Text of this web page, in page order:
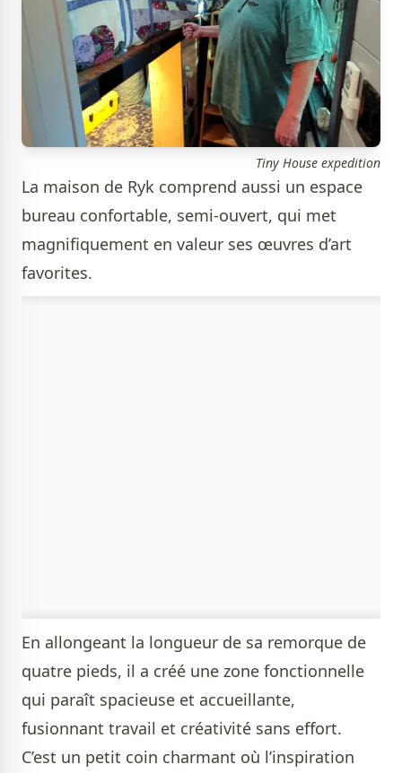
Tiny House expedition
La maison de Ryk comprend aussi un espace
bureau confortable, semi-ouvert, qui met
magnifiquement en valeur ses œuvres d’art
favorites.
En allongeant la longueur de sa remorque de
quatre pieds, il a créé une zone fonctionnelle
qui paraît spacieuse et accueillante,
fusionnant travail et créativité sans effort.
C’est un petit coin charmant où l’inspiration